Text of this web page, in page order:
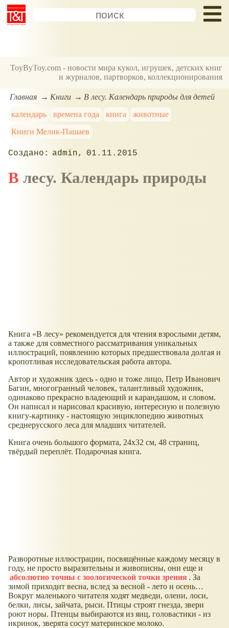
ToyByToy.com - новости мира кукол, игрушек, детских книг
и журналов, партворков, коллекционирования
Главная Книги
В лесу. Календарь природы для детей
календарь
времена года книга
животные
Книги Мелик-Пашаев
admin 01.11.2015
В лесу. Календарь природы
Книга В лесу
рекомендуется для чтения взрослыми детям,
а также для совместного рассматривания уникальных
иллюстраций, появлению которых предшествовала долгая и
кропотливая исследовательская работа автора.
Автор и художник здесь - одно и тоже лицо, Петр Иванович
Багин, многогранный человек, талантливый художник,
одинаково прекрасно владеющий и карандашом, и словом.
Он написал и нарисовал красивую, интересную и полезную
книгу-картинку - настоящую энциклопедию животных
среднерусского леса для младших читателей.
Книга очень большого формата, 24x32 см, 48 страниц,
твёрдый переплёт. Подарочная книга.
Разворотные иллюстрации, посвящённые каждому месяцу в
году, не просто выразительны и живописны, они еще и
абсолютно точны с зоологической точки зрения . За
зимой приходит весна, вслед за весной - лето и осень…
Вокруг маленького читателя ходят медведи, олени, лоси,
белки, лисы, зайчата, рыси. Птицы строят гнезда, звери
роют норы. Птенцы выбираются из яиц, головастики - из
икринок, зверята сосут материнское молоко.